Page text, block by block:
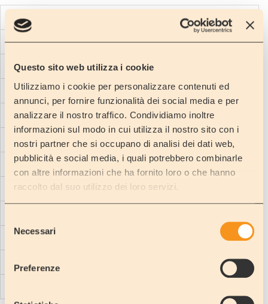
Questo sito web utilizza i cookie
Utilizziamo i cookie per personalizzare contenuti ed
annunci, per fornire funzionalità dei social media e per
analizzare il nostro traffico. Condividiamo inoltre
informazioni sul modo in cui utilizza il nostro sito con i
nostri partner che si occupano di analisi dei dati web,
pubblicità e social media, i quali potrebbero combinarle
con altre informazioni che ha fornito loro o che hanno
raccolto dal suo utilizzo dei loro servizi.
del
consenso
Necessari
Preferenze
FEBRUARY
MARCH
APRIL
MAY
JULY
AUGUST